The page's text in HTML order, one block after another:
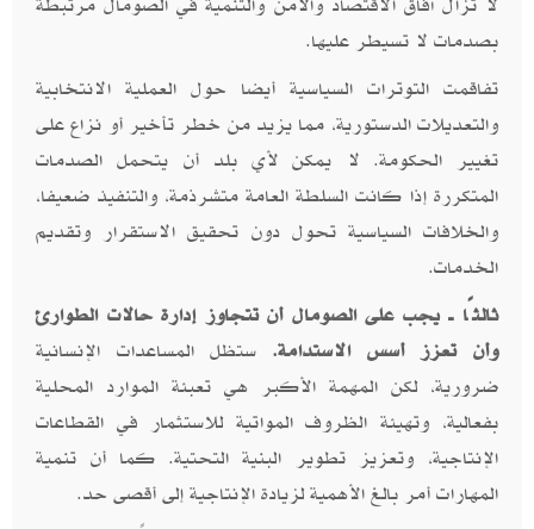
بصدمات لا تسيطر عليها.
تفاقمت التوترات السياسية أيضا حول العملية الانتخابية
والتعديلات الدستورية، مما يزيد من خطر تأخير أو نزاع على
تغيير الحكومة. لا يمكن لأي بلد أن يتحمل الصدمات
المتكررة إذا كانت السلطة العامة متشرذمة، والتنفيذ ضعيفا،
والخلافات السياسية تحول دون تحقيق الاستقرار وتقديم
الخدمات.
ثالثًا ــ يجب على الصومال أن تتجاوز إدارة حالات الطوارئ
وأن تعزز أسس الاستدامة. ستظل المساعدات الإنسانية
ضرورية، لكن المهمة الأكبر هي تعبئة الموارد المحلية
بفعالية، وتهيئة الظروف المواتية للاستثمار في القطاعات
الإنتاجية، وتعزيز تطوير البنية التحتية. كما أن تنمية
المهارات أمر بالغ الأهمية لزيادة الإنتاجية إلى أقصى حد.